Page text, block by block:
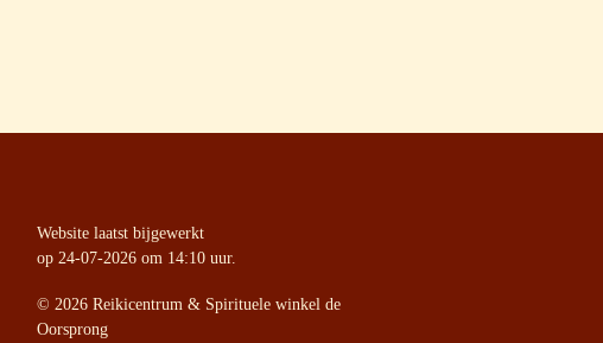
Website laatst bijgewerkt
op 24-07-2026 om 14:10 uur.
© 2026 Reikicentrum & Spirituele winkel de
Oorsprong